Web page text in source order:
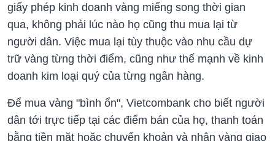
giấy phép kinh doanh vàng miếng song thời gian
qua, không phải lúc nào họ cũng thu mua lại từ
người dân. Việc mua lại tùy thuộc vào nhu cầu dự
trữ vàng từng thời điểm, cũng như thế mạnh về kinh
doanh kim loại quý của từng ngân hàng.
Để mua vàng "bình ổn", Vietcombank cho biết người
dân tới trực tiếp tại các điểm bán của họ, thanh toán
bằng tiền mặt hoặc chuyển khoản và nhận vàng giao